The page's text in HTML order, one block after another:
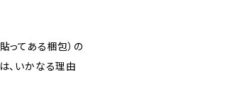
ってある梱包）の
、いかなる理由